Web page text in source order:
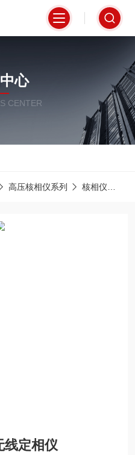
心
CENTER
高压核相仪系列 核相仪
线定相仪